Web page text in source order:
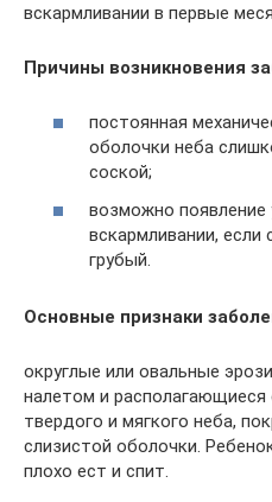
вскармливании в первые
Причины возникновения
постоянная
оболочки неба
соской;
возможно появление
вскармливании, если
грубый.
Основные признаки
округлые или овальные
налетом и располагающиеся
твердого и мягкого неба,
слизистой оболочки.
плохо ест и спит.